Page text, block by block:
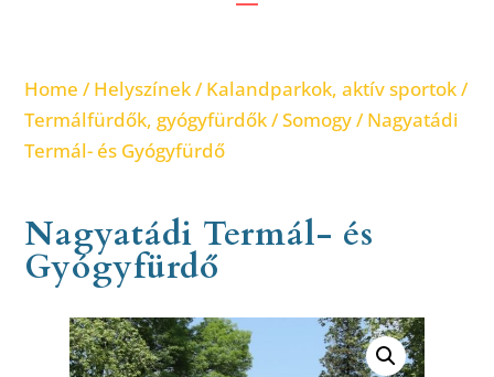
Home /Helyszínek/Kalandparkok, aktív sportok/
Termálfürdők, gyógyfürdők/Somogy/ Nagyatádi
Termál- és Gyógyfürdő
Nagyatádi Termál- és
Gyógyfürdő